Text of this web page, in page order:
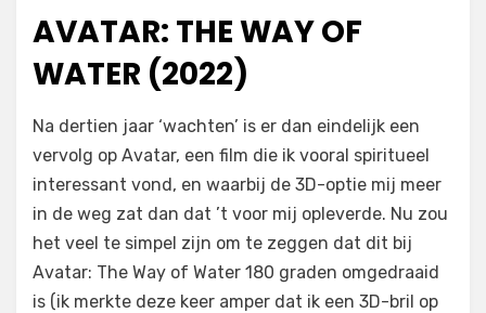
AVATAR: THE WAY OF
WATER (2022)
door Filmofiel.nl
Na dertien jaar ‘wachten’ is er dan eindelijk een
vervolg op Avatar, een film die ik vooral spiritueel
interessant vond, en waarbij de 3D-optie mij meer
in de weg zat dan dat ’t voor mij opleverde. Nu zou
het veel te simpel zijn om te zeggen dat dit bij
Avatar: The Way of Water 180 graden omgedraaid
is (ik merkte deze keer amper dat ik een 3D-bril op